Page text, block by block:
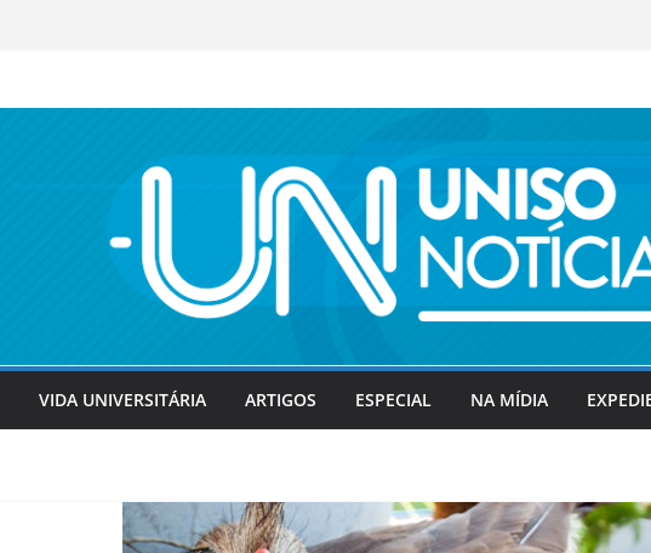
VIDA UNIVERSITÁRIA ARTIGOS ESPECIAL NA MÍDIA